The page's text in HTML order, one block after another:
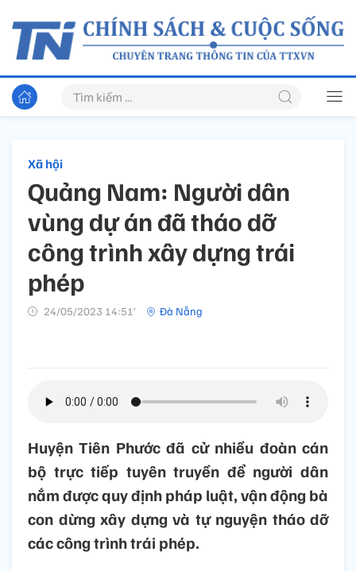
Xã hội
Quảng Nam: Người dân
vùng dự án đã tháo dỡ
công trình xây dựng trái
phép
24/05/2023 14:51’ Đà Nẵng
Huyện Tiên Phước đã cử nhiều đoàn cán
bộ trực tiếp tuyên truyền để người dân
nắm được quy định pháp luật, vận động bà
con dừng xây dựng và tự nguyện tháo dỡ
các công trình trái phép.